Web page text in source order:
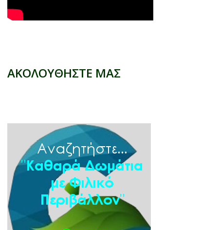
ΑΚΟΛΟΥΘΗΣΤΕ ΜΑΣ